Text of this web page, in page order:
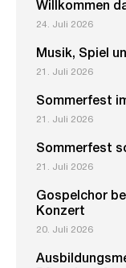
Willkommen
24. Juli 2026
Musik, Spiel
21. Juli 2026
Sommerfest
21. Juli 2026
Sommerfest
21. Juli 2026
Gospelchor
Konzert
20. Juli 2026